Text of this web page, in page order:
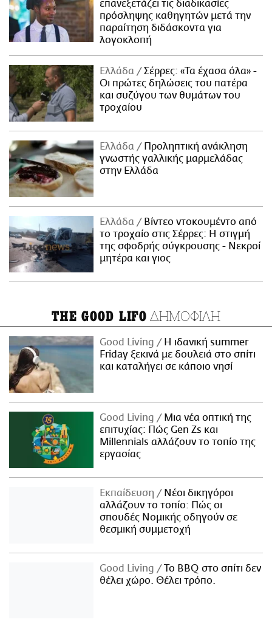
επανεξετάζει τις διαδικασίες
πρόσληψης καθηγητών μετά την
παραίτηση διδάσκοντα για
λογοκλοπή
Ελλάδα
Σέρρες: «Τα έχασα όλα» -
Οι πρώτες δηλώσεις του πατέρα
και συζύγου των θυμάτων του
τροχαίου
Ελλάδα
Προληπτική ανάκληση
γνωστής γαλλικής μαρμελάδας
στην Ελλάδα
Ελλάδα
Βίντεο ντοκουμέντο από
το τροχαίο στις Σέρρες: Η στιγμή
της σφοδρής σύγκρουσης - Νεκροί
μητέρα και γιος
THE GOOD LIFO ΔΗΜΟΦΙΛΗ
Good Living
Η ιδανική summer
Friday ξεκινά με δουλειά στο σπίτι
και καταλήγει σε κάποιο νησί
Good Living
Μια νέα οπτική της
επιτυχίας: Πώς Gen Zs και
Millennials αλλάζουν το τοπίο της
εργασίας
Εκπαίδευση
Νέοι δικηγόροι
αλλάζουν το τοπίο: Πώς οι
σπουδές Νομικής οδηγούν σε
θεσμική συμμετοχή
Good Living
Το BBQ στο σπίτι δεν
θέλει χώρο. Θέλει τρόπο.